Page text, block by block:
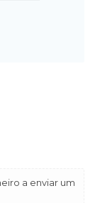
a enviar um